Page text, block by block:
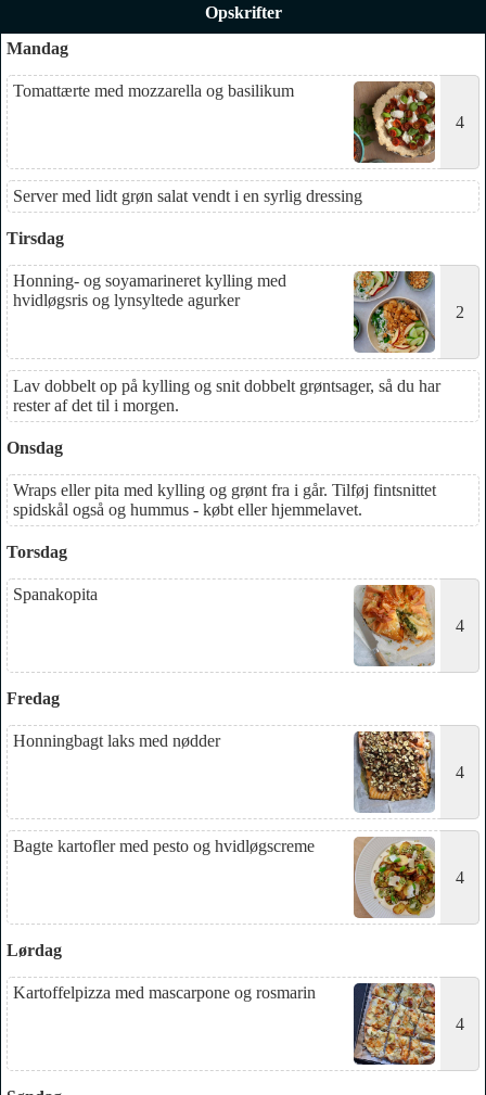
Opskrifter
Mandag
Tomattærte med mozzarella og basilikum
4
Server med lidt grøn salat vendt i en syrlig dressing
Tirsdag
Honning- og soyamarineret kylling med
hvidløgsris og lynsyltede agurker
2
Lav dobbelt op på kylling og snit dobbelt grøntsager, så du har
rester af det til i morgen.
Onsdag
Wraps eller pita med kylling og grønt fra i går. Tilføj fintsnittet
spidskål også og hummus - købt eller hjemmelavet.
Torsdag
Spanakopita
4
Fredag
Honningbagt laks med nødder
4
Bagte kartofler med pesto og hvidløgscreme
4
Lørdag
Kartoffelpizza med mascarpone og rosmarin
4